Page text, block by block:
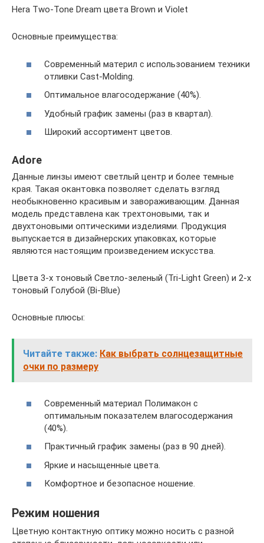
Hera Two-Tone Dream цвета Brown и Violet
Основные преимущества:
Современный материл с использованием техники
отливки Cast-Molding.
Оптимальное влагосодержание (40%).
Удобный график замены (раз в квартал).
Широкий ассортимент цветов.
Adore
Данные линзы имеют светлый центр и более темные
края. Такая окантовка позволяет сделать взгляд
необыкновенно красивым и завораживающим. Данная
модель представлена как трехтоновыми, так и
двухтоновыми оптическими изделиями. Продукция
выпускается в дизайнерских упаковках, которые
являются настоящим произведением искусства.
Цвета 3-х тоновый Светло-зеленый (Tri-Light Green) и 2-х
тоновый Голубой (Bi-Blue)
Основные плюсы:
Читайте также: Как выбрать солнцезащитные
очки по размеру
Современный материал Полимакон с
оптимальным показателем влагосодержания
(40%).
Практичный график замены (раз в 90 дней).
Яркие и насыщенные цвета.
Комфортное и безопасное ношение.
Режим ношения
Цветную контактную оптику можно носить с разной